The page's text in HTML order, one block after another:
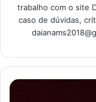
trabalho com o site
caso de dúvidas,